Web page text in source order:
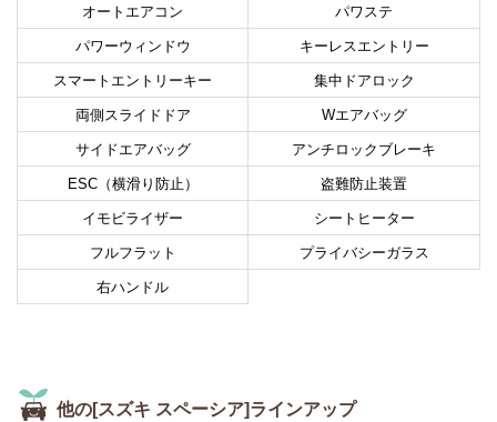
オートエアコン パワステ
パワーウィンドウ キーレスエントリー
スマートエントリーキー 集中ドアロック
両側スライドドア Wエアバッグ
サイドエアバッグ アンチロックブレーキ
ESC（横滑り防止） 盗難防止装置
イモビライザー シートヒーター
フルフラット プライバシーガラス
右ハンドル
他の[スズキ スペーシア]ラインアップ